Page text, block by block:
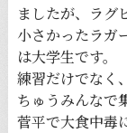
ましたが、ラグ
小さかったラガ
は大学生です。
練習だけでなく
ちゅうみんなで
菅平で大食中毒